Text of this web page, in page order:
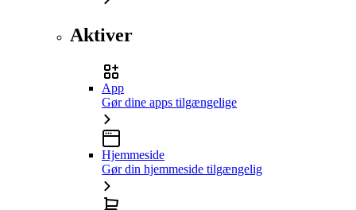
Aktiver
App
Gør dine apps tilgængelige
Hjemmeside
Gør din hjemmeside tilgængelig